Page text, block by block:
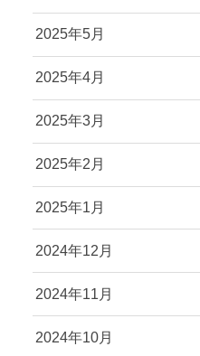
2025年5月
2025年4月
2025年3月
2025年2月
2025年1月
2024年12月
2024年11月
2024年10月